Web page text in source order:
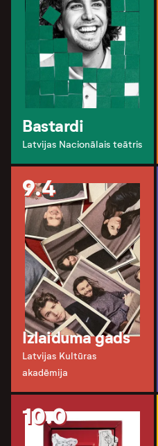
Bastardi
Latvijas Nacionālais teātris
9.4
Izlaiduma gads
Latvijas Kultūras
akadēmija
10.0